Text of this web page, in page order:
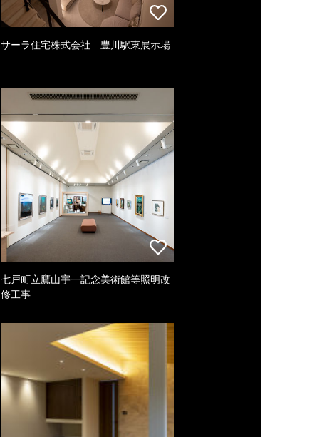
サーラ住宅株式会社 豊川駅東展示場
七戸町立鷹山宇一記念美術館等照明改
修工事